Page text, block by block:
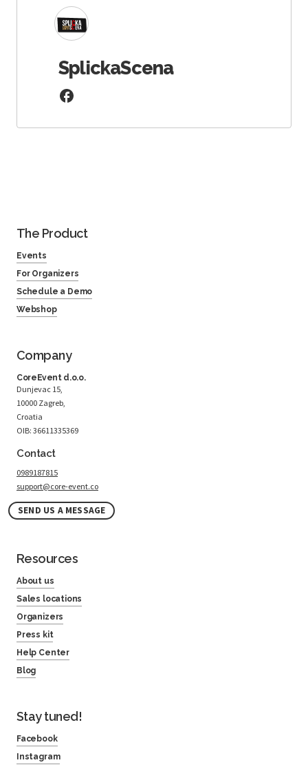
SplickaScena
The Product
Events
For Organizers
Schedule a Demo
Webshop
Company
CoreEvent d.o.o.
Dunjevac 15,
10000 Zagreb,
Croatia
OIB: 36611335369
Contact
0989187815
support@core-event.co
SEND US A MESSAGE
Resources
About us
Sales locations
Organizers
Press kit
Help Center
Blog
Stay tuned!
Facebook
Instagram